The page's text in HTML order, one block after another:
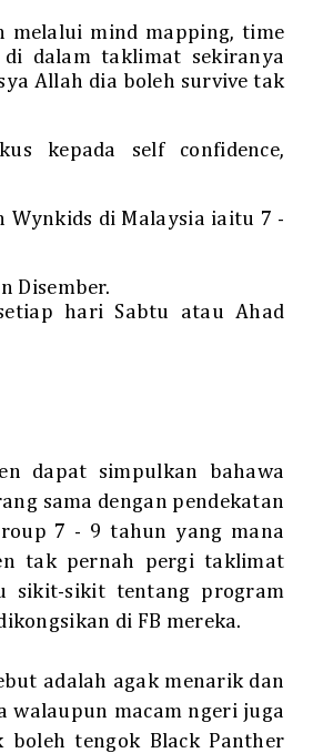
melalui mind mapping, time
dalam taklimat sekiranya
Allah dia boleh survive tak
kepada self confidence,
Wynkids di Malaysia iaitu 7 -
Disember.
hari Sabtu atau Ahad
dapat simpulkan bahawa
sama dengan pendekatan
7 - 9 tahun yang mana
tak pernah pergi taklimat
sikit-sikit tentang program
di FB mereka.
adalah agak menarik dan
walaupun macam ngeri juga
tengok Black Panther